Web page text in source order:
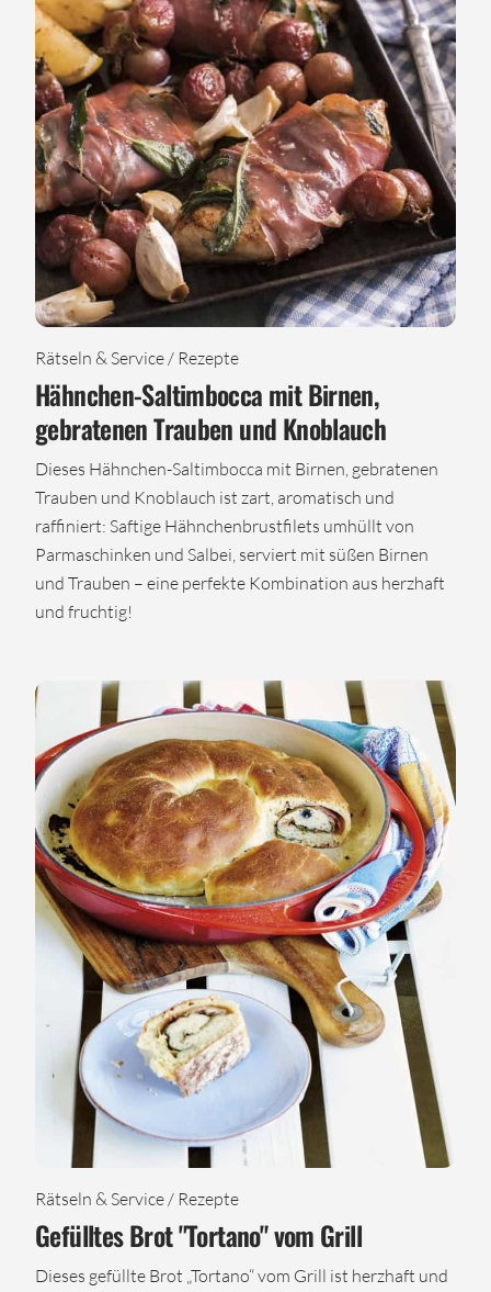
Rätseln & Service / Rezepte
Hähnchen-Saltimbocca mit Birnen,
gebratenen Trauben und Knoblauch
Dieses Hähnchen-Saltimbocca mit Birnen, gebratenen
Trauben und Knoblauch ist zart, aromatisch und
raffiniert: Saftige Hähnchenbrustfilets umhüllt von
Parmaschinken und Salbei, serviert mit süßen Birnen
und Trauben – eine perfekte Kombination aus herzhaft
und fruchtig!
Rätseln & Service / Rezepte
Gefülltes Brot "Tortano" vom Grill
Dieses gefüllte Brot „Tortano“ vom Grill ist herzhaft und